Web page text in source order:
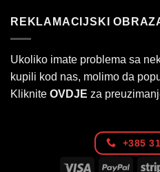
REKLAMACIJSKI
Ukoliko imate problema sa
kupili kod nas, molimo da
Kliknite OVDJE za
+385
Visa PayPal